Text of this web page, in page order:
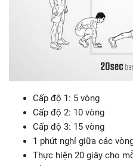
Cấp độ 1: 5 vòng
Cấp độ 2: 10 vòng
Cấp độ 3: 15 vòng
1 phút nghỉ giữa các
Thực hiện 20 giây cho